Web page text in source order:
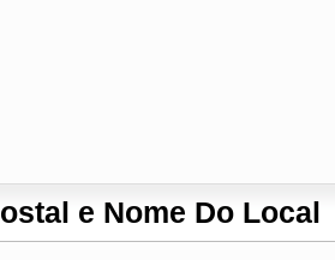
e Nome Do Local